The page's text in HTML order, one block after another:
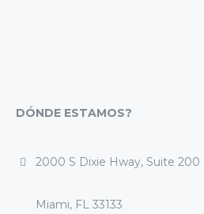
DÓNDE ESTAMOS?
2000 S Dixie Hway, Suite 200
Miami, FL 33133